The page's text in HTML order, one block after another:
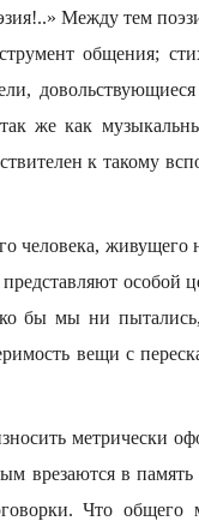
Между тем
общения;
же как
к такому
человека, живущего
особой
бы мы ни
вещи с
метрически
врезаются в
Что общего